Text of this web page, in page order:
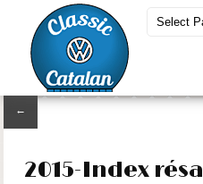
←
2015-Index résa